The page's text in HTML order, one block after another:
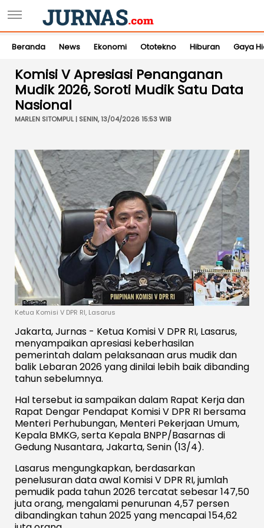
Beranda News Ekonomi Ototekno Hiburan Gaya
Komisi V Apresiasi Penanganan
Mudik 2026, Soroti Mudik Satu Data
Nasional
MARLEN SITOMPUL | SENIN, 13/04/2026 15:53 WIB
Ketua Komisi V DPR RI, Lasarus
Jakarta, Jurnas - Ketua Komisi V DPR RI, Lasarus,
menyampaikan apresiasi keberhasilan
pemerintah dalam pelaksanaan arus mudik dan
balik Lebaran 2026 yang dinilai lebih baik dibanding
tahun sebelumnya.
Hal tersebut ia sampaikan dalam Rapat Kerja dan
Rapat Dengar Pendapat Komisi V DPR RI bersama
Menteri Perhubungan, Menteri Pekerjaan Umum,
Kepala BMKG, serta Kepala BNPP/Basarnas di
Gedung Nusantara, Jakarta, Senin (13/4).
Lasarus mengungkapkan, berdasarkan
penelusuran data awal Komisi V DPR RI, jumlah
pemudik pada tahun 2026 tercatat sebesar 147,50
juta orang, mengalami penurunan 4,57 persen
dibandingkan tahun 2025 yang mencapai 154,62